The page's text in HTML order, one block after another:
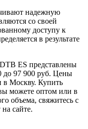
надежную
со своей
доступу к
в результате
ES представлены
до 97 900 руб. Цены
в Москву. Купить
можете оптом или в
объема, свяжитесь с
сайте.